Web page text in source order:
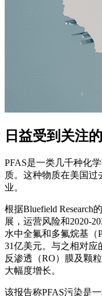
日益受到关注
PFAS是一类几千种化
质。这种物质在美国
业。
根据Bluefield
展，运营风险和2020-
水中全氟和多氟烷基（
31亿美元。与之相对
反渗透（RO）膜及颗
大幅度增长。
该报告称PFAS污染是